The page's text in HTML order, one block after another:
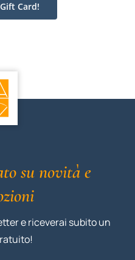
Card!
su novità e
e riceverai subito un